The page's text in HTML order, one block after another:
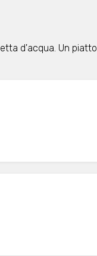
d'acqua. Un piatto